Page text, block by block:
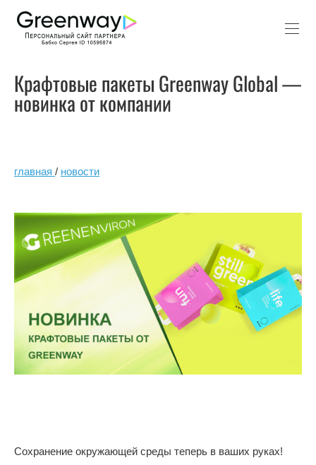
Крафтовые пакеты Greenway Global —
новинка от компании
главная / новости
Сохранение окружающей среды теперь в ваших руках!